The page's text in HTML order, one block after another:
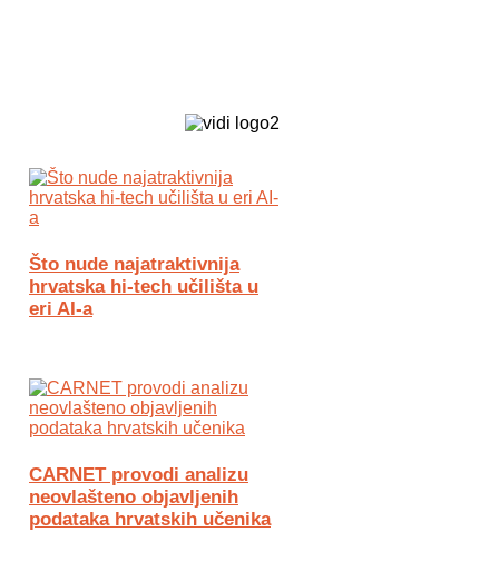
Što nude najatraktivnija
hrvatska hi-tech učilišta u
eri AI-a
CARNET provodi analizu
neovlašteno objavljenih
podataka hrvatskih učenika